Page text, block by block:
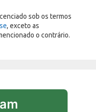
sob os termos
, exceto as
o contrário.